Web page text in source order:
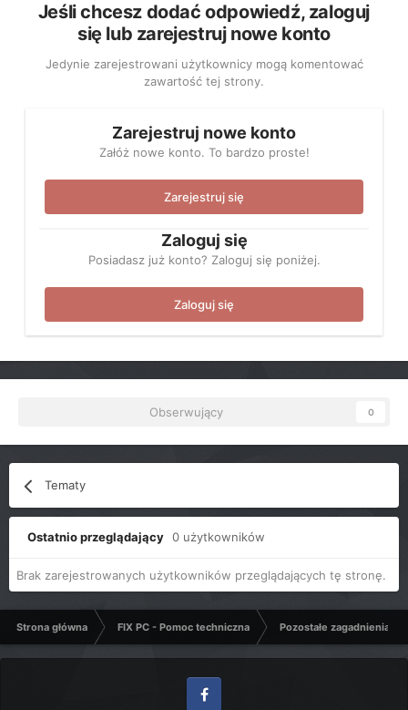
Jeśli chcesz dodać odpowiedź, zaloguj
się lub zarejestruj nowe konto
Jedynie zarejestrowani użytkownicy mogą komentować
zawartość tej strony.
Zarejestruj nowe konto
Załóż nowe konto. To bardzo proste!
Zarejestruj się
Zaloguj się
Posiadasz już konto? Zaloguj się poniżej.
Zaloguj się
Obserwujący 0
Tematy
Ostatnio przeglądający 0 użytkowników
Brak zarejestrowanych użytkowników przeglądających tę stronę.
Strona główna FIX PC - Pomoc techniczna Pozostałe zagadnienia